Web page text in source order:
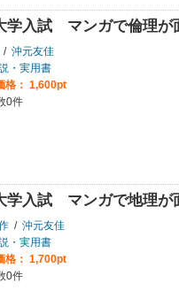
入試 マンガで倫理が
/ 沖元友佳
・実用書
格： 1,600pt
0件
入試 マンガで地理が
/ 沖元友佳
・実用書
格： 1,700pt
0件